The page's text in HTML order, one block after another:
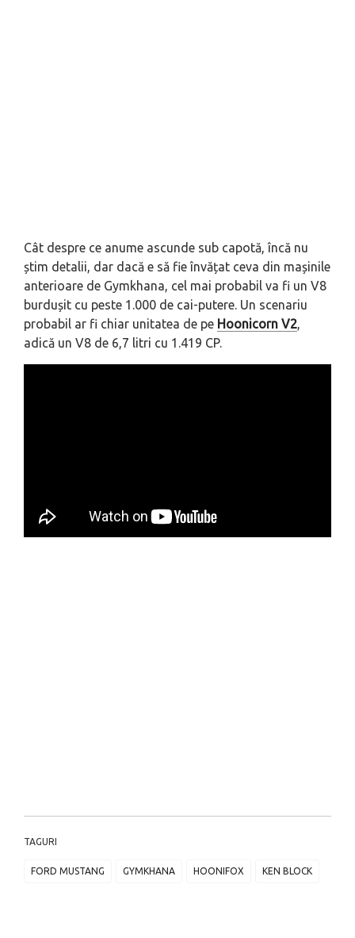
Cât despre ce anume ascunde sub capotă, încă nu
știm detalii, dar dacă e să fie învățat ceva din mașinile
anterioare de Gymkhana, cel mai probabil va fi un V8
burdușit cu peste 1.000 de cai-putere. Un scenariu
probabil ar fi chiar unitatea de pe Hoonicorn V2,
adică un V8 de 6,7 litri cu 1.419 CP.
TAGURI
FORD MUSTANG GYMKHANA HOONIFOX KEN BLOCK